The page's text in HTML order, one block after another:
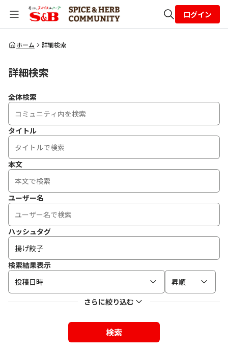
全体検索
ログイン
ホーム 詳細検索
詳細検索
全体検索
タイトル
本文
ユーザー名
ハッシュタグ
検索結果表示
投稿日時
昇順
さらに絞り込む
検索